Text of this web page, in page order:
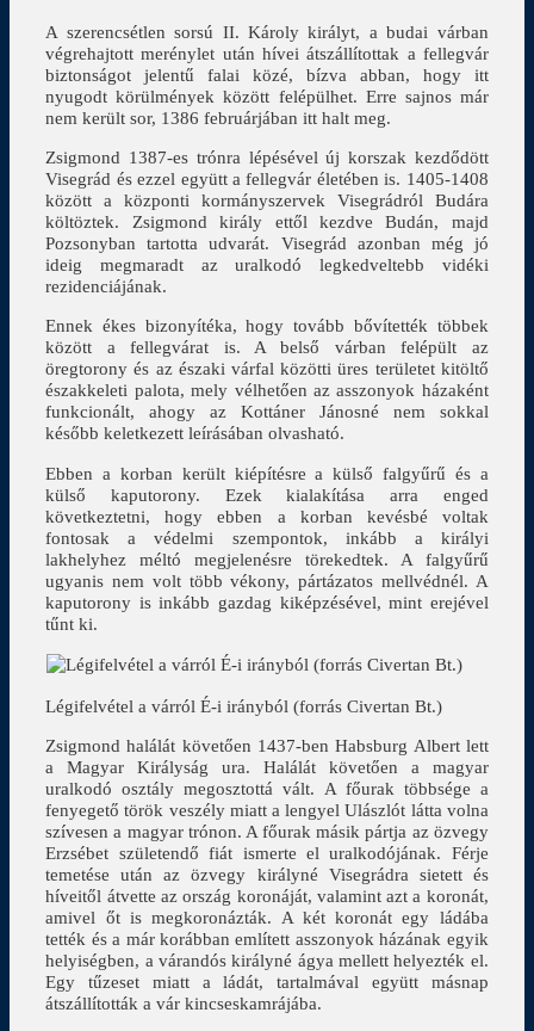
A szerencsétlen sorsú II. Károly királyt, a budai várban
végrehajtott merénylet után hívei átszállítottak a fellegvár
biztonságot jelentű falai közé, bízva abban, hogy itt
nyugodt körülmények között felépülhet. Erre sajnos már
nem került sor, 1386 februárjában itt halt meg.
Zsigmond 1387-es trónra lépésével új korszak kezdődött
Visegrád és ezzel együtt a fellegvár életében is. 1405-1408
között a központi kormányszervek Visegrádról Budára
költöztek. Zsigmond király ettől kezdve Budán, majd
Pozsonyban tartotta udvarát. Visegrád azonban még jó
ideig megmaradt az uralkodó legkedveltebb vidéki
rezidenciájának.
Ennek ékes bizonyítéka, hogy tovább bővítették többek
között a fellegvárat is. A belső várban felépült az
öregtorony és az északi várfal közötti üres területet kitöltő
északkeleti palota, mely vélhetően az asszonyok házaként
funkcionált, ahogy az Kottáner Jánosné nem sokkal
később keletkezett leírásában olvasható.
Ebben a korban került kiépítésre a külső falgyűrű és a
külső kaputorony. Ezek kialakítása arra enged
következtetni, hogy ebben a korban kevésbé voltak
fontosak a védelmi szempontok, inkább a királyi
lakhelyhez méltó megjelenésre törekedtek. A falgyűrű
ugyanis nem volt több vékony, pártázatos mellvédnél. A
kaputorony is inkább gazdag kiképzésével, mint erejével
tűnt ki.
Légifelvétel a várról É-i irányból (forrás Civertan Bt.)
Zsigmond halálát követően 1437-ben Habsburg Albert lett
a Magyar Királyság ura. Halálát követően a magyar
uralkodó osztály megosztottá vált. A főurak többsége a
fenyegető török veszély miatt a lengyel Ulászlót látta volna
szívesen a magyar trónon. A főurak másik pártja az özvegy
Erzsébet születendő fiát ismerte el uralkodójának. Férje
temetése után az özvegy királyné Visegrádra sietett és
híveitől átvette az ország koronáját, valamint azt a koronát,
amivel őt is megkoronázták. A két koronát egy ládába
tették és a már korábban említett asszonyok házának egyik
helyiségben, a várandós királyné ágya mellett helyezték el.
Egy tűzeset miatt a ládát, tartalmával együtt másnap
átszállították a vár kincseskamrájába.